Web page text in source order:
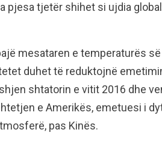
pjesa tjetër shihet si ujdia
mesataren e temperaturës
duhet të reduktojnë
shtatorin e vitit 2016 dhe
e Amerikës, emetuesi i
pas Kinës.